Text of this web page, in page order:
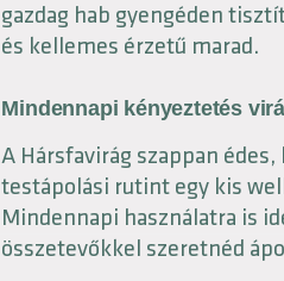
gazdag hab gyengéden
és kellemes érzetű marad.
Mindennapi kényeztetés
A Hársfavirág szappan
testápolási rutint egy kis
Mindennapi használatra is
összetevőkkel szeretnéd